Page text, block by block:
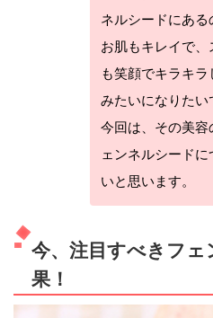
ネルシードにある
お肌もキレイで
も笑顔でキラキ
みたいになりたい
今回は、その美容
ェンネルシード
いと思います。
今、注目すべきフ
果！